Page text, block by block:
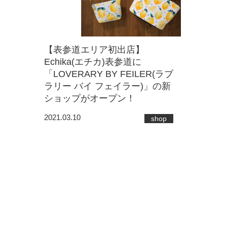
【表参道エリア初出店】
Echika(エチカ)表参道に
「LOVERARY BY FEILER(ラブ
ラリー バイ フェイラー)」の新
ショップがオープン！
2021.03.10 shop